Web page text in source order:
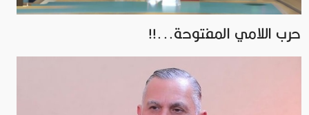
حرب اللامي المفتوحة...!!